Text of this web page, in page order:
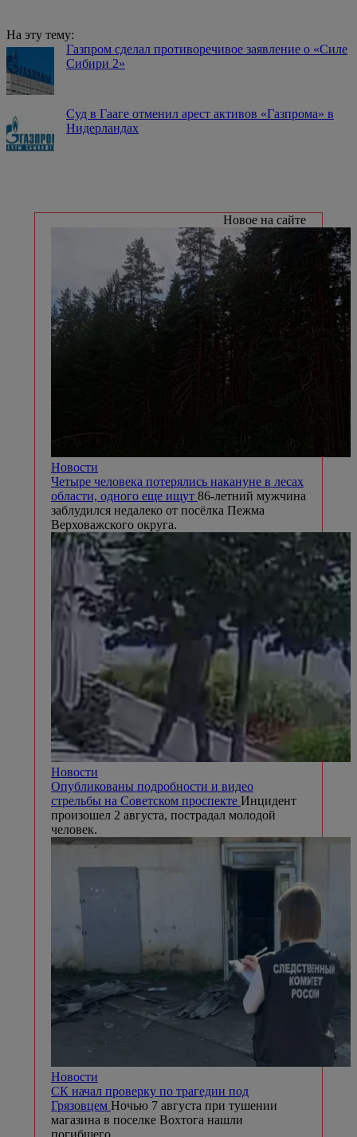
На эту тему:
Газпром сделал противоречивое заявление о «Силе
Сибири 2»
Суд в Гааге отменил арест активов «Газпрома» в
Нидерландах
Новое на сайте
Новости
Четыре человека потерялись накануне в лесах
области, одного еще ищут 86-летний мужчина
заблудился недалеко от посёлка Пежма
Верховажского округа.
Новости
Опубликованы подробности и видео
стрельбы на Советском проспекте Инцидент
произошел 2 августа, пострадал молодой
человек.
Новости
СК начал проверку по трагедии под
Грязовцем Ночью 7 августа при тушении
магазина в поселке Вохтога нашли
погибшего.